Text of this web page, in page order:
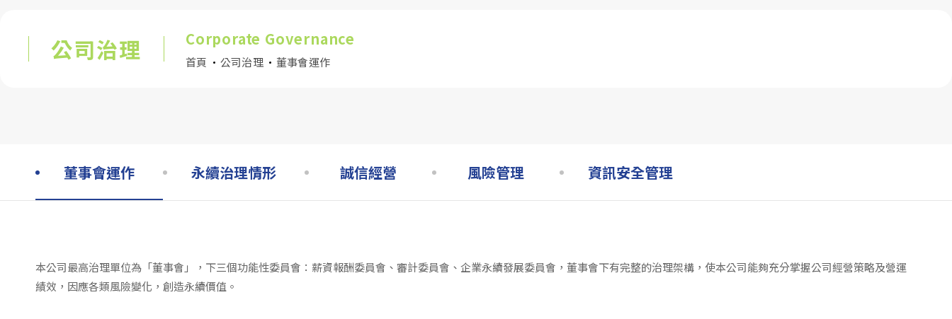
公司治理 Corporate Governance
首頁 公司治理 董事會運作
董事會運作 永續治理情形 誠信經營 風險管理 資訊安全管理
本公司最高治理單位為「董事會」，下三個功能性委員會：薪資報酬委員會、審計委員會、企業永續發展委員會，董事會下有完整的治理架構，使本公司能夠充分掌握公司經營策略及營運
績效，因應各類風險變化，創造永續價值。